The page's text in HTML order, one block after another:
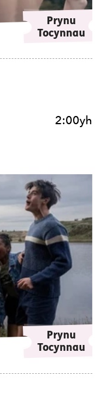
Prynu
Tocynnau
2:00yh
Prynu
Tocynnau